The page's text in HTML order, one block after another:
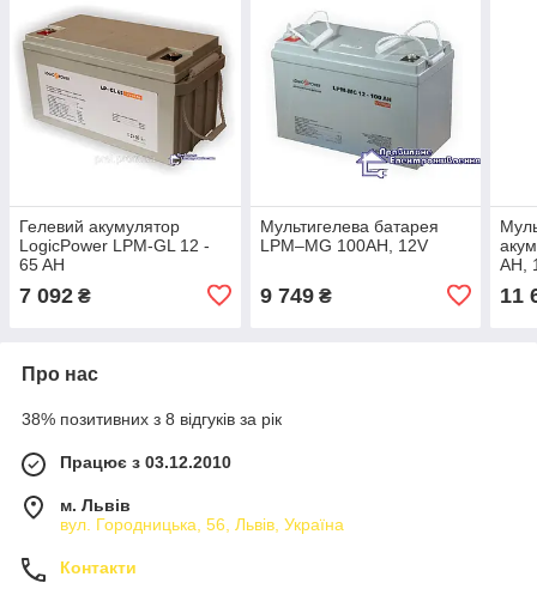
Гелевий акумулятор
LogicPower LPM-GL 12 -
65 AH
7 092 ₴
Мультигелева батарея
LPM–MG 100AH, 12V
9 749₴
AH,
11
Про нас
38% позитивних з 8 відгуків за рік
Працює з 03.12.2010
м. Львів
вул. Городницька, 56, Львів, Україна
Контакти